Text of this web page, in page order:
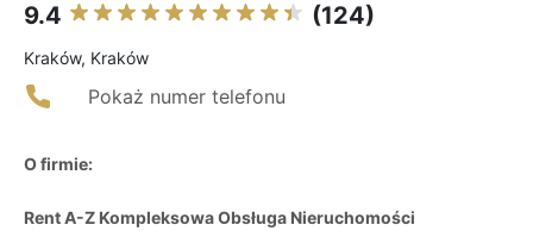
9.4 (124)
Kraków, Kraków
Pokaż numer telefonu
O firmie:
Rent A-Z Kompleksowa Obsługa Nieruchomości